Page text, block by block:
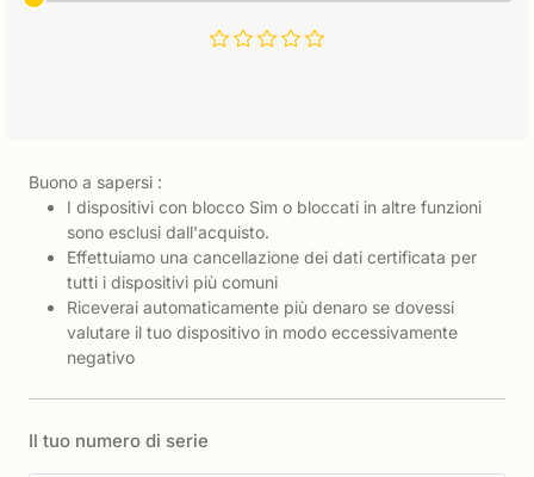
Buono a sapersi :
I dispositivi con blocco Sim o bloccati in altre funzioni
sono esclusi dall'acquisto.
Effettuiamo una cancellazione dei dati certificata per
tutti i dispositivi più comuni
Riceverai automaticamente più denaro se dovessi
valutare il tuo dispositivo in modo eccessivamente
negativo
Il tuo numero di serie